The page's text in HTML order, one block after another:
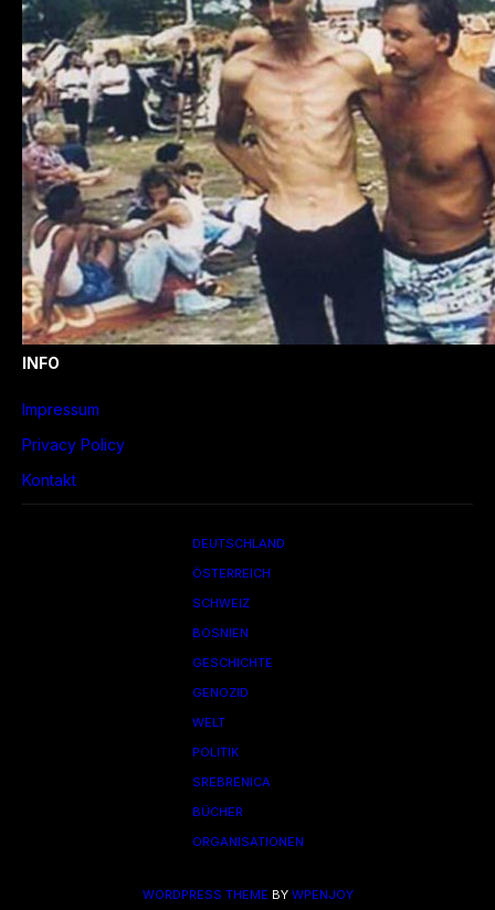
INFO
Impressum
Privacy Policy
Kontakt
DEUTSCHLAND
ÖSTERREICH
SCHWEIZ
BOSNIEN
GESCHICHTE
GENOZID
WELT
POLITIK
SREBRENICA
BÜCHER
ORGANISATIONEN
WORDPRESS THEME BY WPENJOY